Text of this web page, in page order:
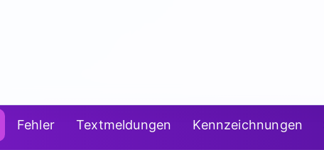
Fehler Textmeldungen Kennzeichnungen